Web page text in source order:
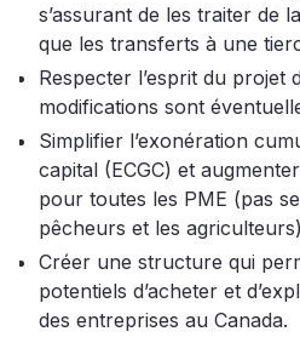
s’assurant de les traiter de
que les transferts à une
Respecter l’esprit du projet
modifications sont
Simplifier l’exonération
capital (ECGC) et
pour toutes les PME (pas
pêcheurs et les
Créer une structure qui
potentiels d’acheter et
des entreprises au Canada.